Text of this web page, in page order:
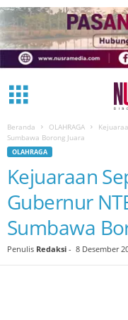
Beranda OLAHRAGA
Sumbawa Borong Juara
OLAHRAGA
Kejuaraan
Gubernur
Sumbawa
Penulis Redaksi - 8 Desember